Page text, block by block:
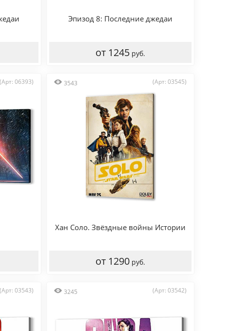
Эпизод 8: Последние джедаи
от 1245 руб.
(Арт: 06393) 3543 (Арт: 03545)
Хан Соло. Звёздные войны Истории
от 1290 руб.
(Арт: 03543) 3245 (Арт: 03542)